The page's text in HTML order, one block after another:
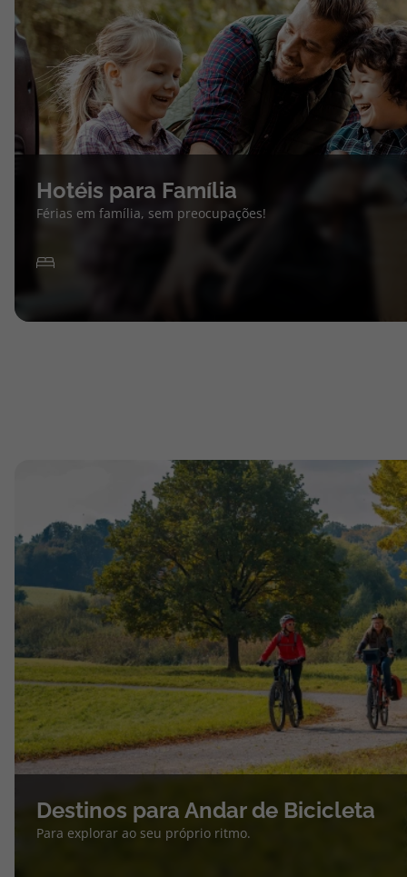
Hotéis para Família
Férias em família, sem preocupações!
Destinos para Andar de Bicicleta
Para explorar ao seu próprio ritmo.